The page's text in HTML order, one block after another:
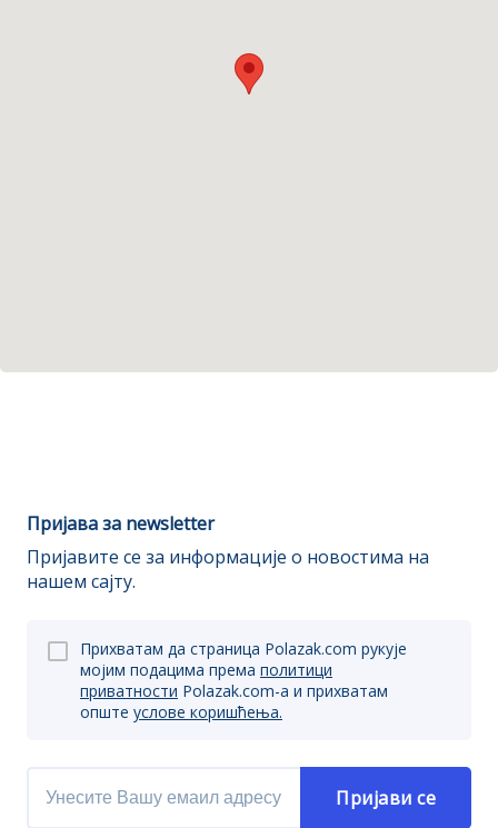
Пријава за newsletter
Пријавите се за информације о новостима на
нашем сајту.
Прихватам да страница Polazak.com рукује
мојим подацима према политици
приватности Polazak.com-a и прихватам
опште услове коришћења.
Пријави се